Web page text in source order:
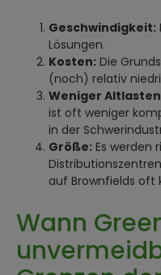
Geschwindigkeit:
Lösungen.
Kosten: Die
(noch) relativ
Weniger
ist oft weniger
in der
Größe: Es werden
auf Brownfields oft
Wann